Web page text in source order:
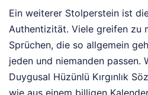
Ein weiterer Stolperstein ist
Authentizität. Viele greifen zu
Sprüchen, die so allgemein
jeden und niemanden passen.
Duygusal Hüzünlü Kırgınlık